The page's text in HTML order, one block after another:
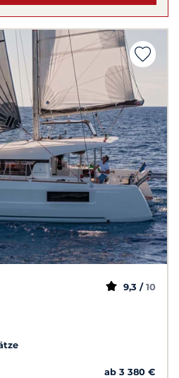
9,3 / 10
ab 3 380 €